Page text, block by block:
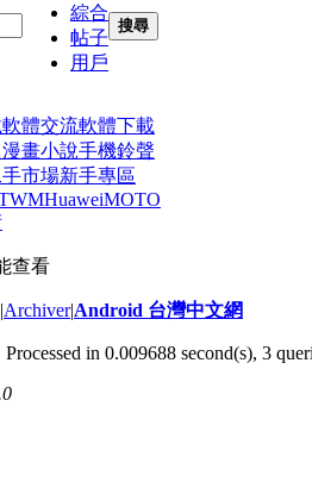
綜合
帖子
用戶
搜尋
軟體交流軟體下載
漫畫小說手機鈴聲
手市場新手專區
HuaweiMOTO
查看
|Archiver|Android 台灣中文網
Processed in 0.009688 second(s), 3